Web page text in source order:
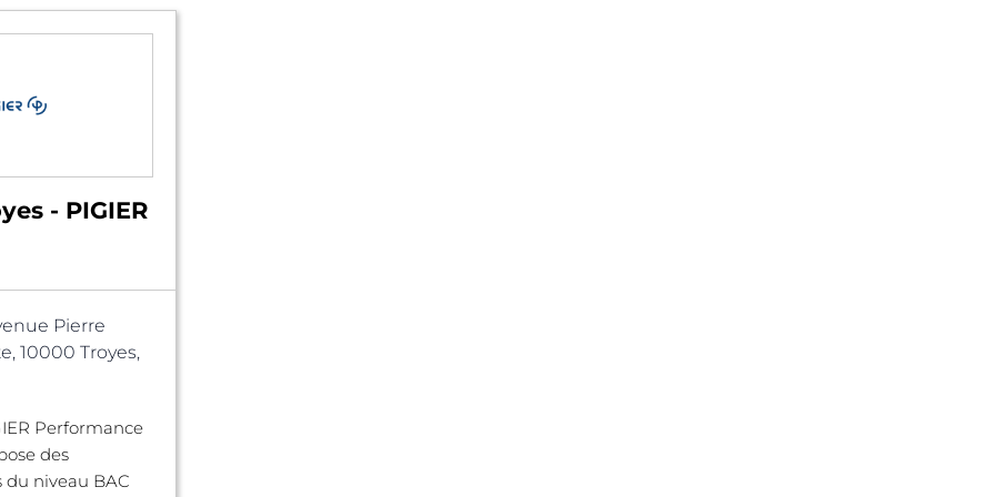
- PIGIER
Pierre
10000 Troyes,
Performance
des
niveau BAC